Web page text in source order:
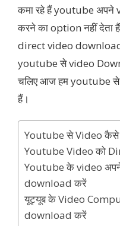
कमा रहे हैं youtube
करने का option नहीं देता
direct video
youtube से video
चलिए आज हम youtube
हैं।
Youtube से Video
Youtube Video को
Youtube के video
download करें
यूट्यूब के Video
download करें